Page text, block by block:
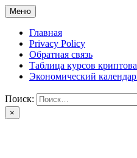
Перейти
к
содержимому
Меню
Главная
Privacy Policy
Обратная связь
Таблица курсов
Экономический
Поиск:
×